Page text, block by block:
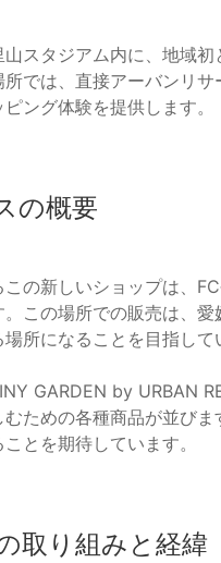
スタジアム内に、地域
では、直接アーバンリ
ング体験を提供します。
の概要
の新しいショップは、
この場所での販売は、
所になることを目指して
GARDEN by URBAN
ための各種商品が並び
とを期待しています。
取り組みと経緯